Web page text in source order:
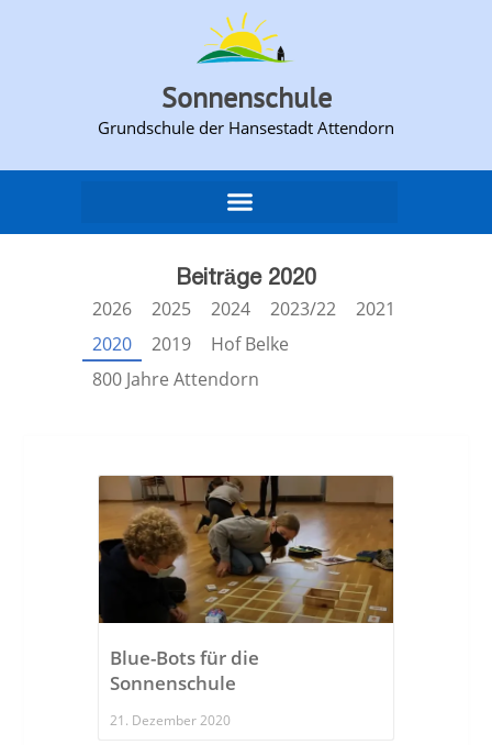
Sonnenschule
Grundschule der Hansestadt Attendorn​
Beiträge 2020
2026 2025 2024 2023/22
2021
2020
2019
Hof Belke
800 Jahre Attendorn
Blue-Bots für die
Sonnenschule
21. Dezember 2020